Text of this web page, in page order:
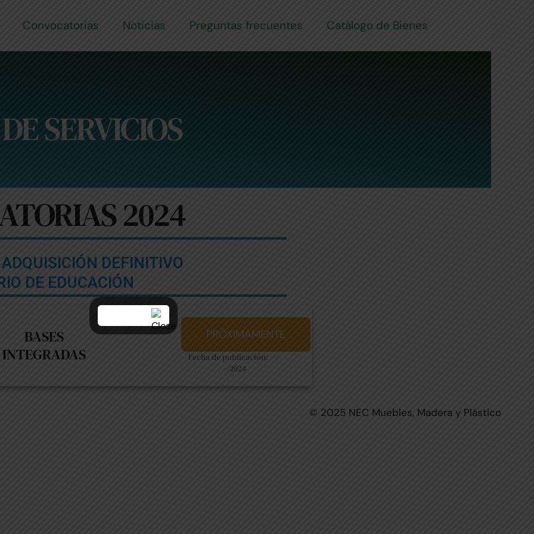
Convocatorias Noticias Preguntas frecuentes Catálogo de Bienes
SERVICIOS
2024
DEFINITIVO
DE EDUCACIÓN
BASES
INTEGRADAS
PRÓXIMAMENTE
Fecha de publicación: --/-
-/2024
© 2025 NEC Muebles, Madera y Plástico